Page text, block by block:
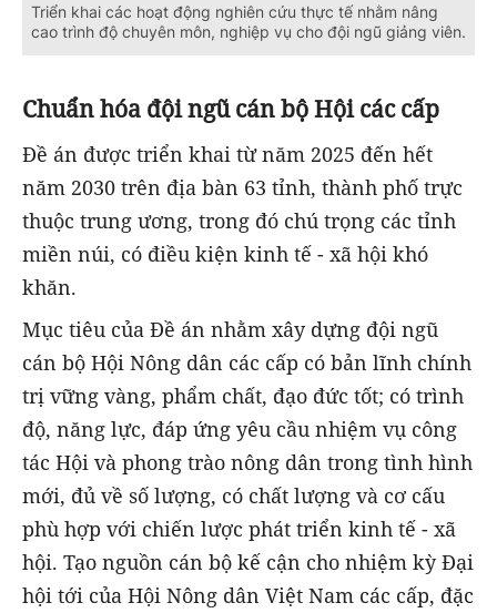
Triển khai các hoạt động nghiên cứu thực tế nhằm nâng
cao trình độ chuyên môn, nghiệp vụ cho đội ngũ giảng viên.
Chuẩn hóa đội ngũ cán bộ Hội các cấp
Đề án được triển khai từ năm 2025 đến hết
năm 2030 trên địa bàn 63 tỉnh, thành phố trực
thuộc trung ương, trong đó chú trọng các tỉnh
miền núi, có điều kiện kinh tế - xã hội khó
khăn.
Mục tiêu của Đề án nhằm xây dựng đội ngũ
cán bộ Hội Nông dân các cấp có bản lĩnh chính
trị vững vàng, phẩm chất, đạo đức tốt; có trình
độ, năng lực, đáp ứng yêu cầu nhiệm vụ công
tác Hội và phong trào nông dân trong tình hình
mới, đủ về số lượng, có chất lượng và cơ cấu
phù hợp với chiến lược phát triển kinh tế - xã
hội. Tạo nguồn cán bộ kế cận cho nhiệm kỳ Đại
hội tới của Hội Nông dân Việt Nam các cấp, đặc